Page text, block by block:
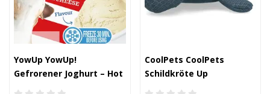
YowUp YowUp!
Gefrorener Joghurt – Hot
Dog mit Käse für Hunde
CoolPets CoolPets
Schildkröte Up
(Blumenmuster)